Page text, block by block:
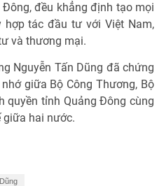
đều khẳng định tạo mọi
tác đầu tư với Việt Nam,
và thương mại.
Nguyễn Tấn Dũng đã chứng
giữa Bộ Công Thương, Bộ
quyền tỉnh Quảng Đông cùng
giữa hai nước.